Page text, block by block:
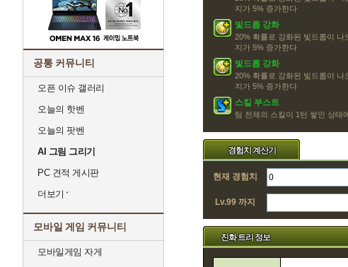
공통 커뮤니티
오픈 이슈 갤러리
오늘의 핫벤
오늘의 팟벤
AI 그림 그리기
PC 견적 게시판
더보기
모바일 게임 커뮤니티
모바일게임 자게
지가 5% 증가한다
빛드롭 강화
20% 확률로 강화된 빛드롭이 나
지가 5% 증가한다
빛드롭 강화
20% 확률로 강화된 빛드롭이 나
지가 5% 증가한다
스킬 부스트
팀 전체의 스킬이 1턴 쌓인 상태
경험치 계산기
현재 경험치
Lv.99 까지
진화 트리 정보